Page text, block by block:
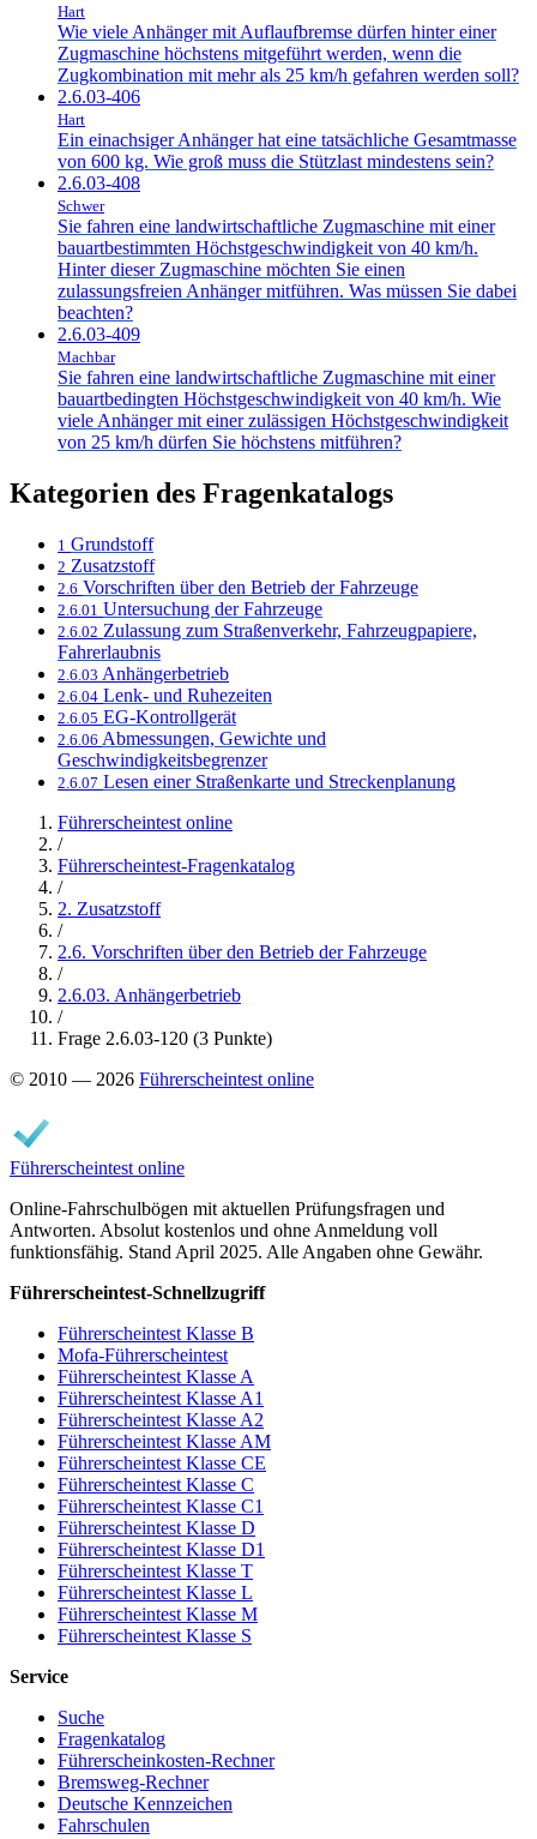
Hart
Wie viele Anhänger mit Auflaufbremse dürfen hinter einer
Zugmaschine höchstens mitgeführt werden, wenn die
Zugkombination mit mehr als 25 km/h gefahren werden soll?
2.6.03-406
Hart
Ein einachsiger Anhänger hat eine tatsächliche Gesamtmasse
von 600 kg. Wie groß muss die Stützlast mindestens sein?
2.6.03-408
Schwer
Sie fahren eine landwirtschaftliche Zugmaschine mit einer
bauartbestimmten Höchstgeschwindigkeit von 40 km/h.
Hinter dieser Zugmaschine möchten Sie einen
zulassungsfreien Anhänger mitführen. Was müssen Sie dabei
beachten?
2.6.03-409
Machbar
Sie fahren eine landwirtschaftliche Zugmaschine mit einer
bauartbedingten Höchstgeschwindigkeit von 40 km/h. Wie
viele Anhänger mit einer zulässigen Höchstgeschwindigkeit
von 25 km/h dürfen Sie höchstens mitführen?
Kategorien des Fragenkatalogs
1 Grundstoff
2 Zusatzstoff
2.6 Vorschriften über den Betrieb der Fahrzeuge
2.6.01 Untersuchung der Fahrzeuge
2.6.02 Zulassung zum Straßenverkehr, Fahrzeugpapiere,
Fahrerlaubnis
2.6.03 Anhängerbetrieb
2.6.04 Lenk- und Ruhezeiten
2.6.05 EG-Kontrollgerät
2.6.06 Abmessungen, Gewichte und
Geschwindigkeitsbegrenzer
2.6.07 Lesen einer Straßenkarte und Streckenplanung
Führerscheintest online
/
Führerscheintest-Fragenkatalog
/
2. Zusatzstoff
/
2.6. Vorschriften über den Betrieb der Fahrzeuge
/
2.6.03. Anhängerbetrieb
/
Frage 2.6.03-120 (3 Punkte)
© 2010 — 2026 Führerscheintest online
Führerscheintest online
Online-Fahrschulbögen mit aktuellen Prüfungsfragen und
Antworten. Absolut kostenlos und ohne Anmeldung voll
funktionsfähig. Stand April 2025. Alle Angaben ohne Gewähr.
Führerscheintest-Schnellzugriff
Führerscheintest Klasse B
Mofa-Führerscheintest
Führerscheintest Klasse A
Führerscheintest Klasse A1
Führerscheintest Klasse A2
Führerscheintest Klasse AM
Führerscheintest Klasse CE
Führerscheintest Klasse C
Führerscheintest Klasse C1
Führerscheintest Klasse D
Führerscheintest Klasse D1
Führerscheintest Klasse T
Führerscheintest Klasse L
Führerscheintest Klasse M
Führerscheintest Klasse S
Service
Suche
Fragenkatalog
Führerscheinkosten-Rechner
Bremsweg-Rechner
Deutsche Kennzeichen
Fahrschulen